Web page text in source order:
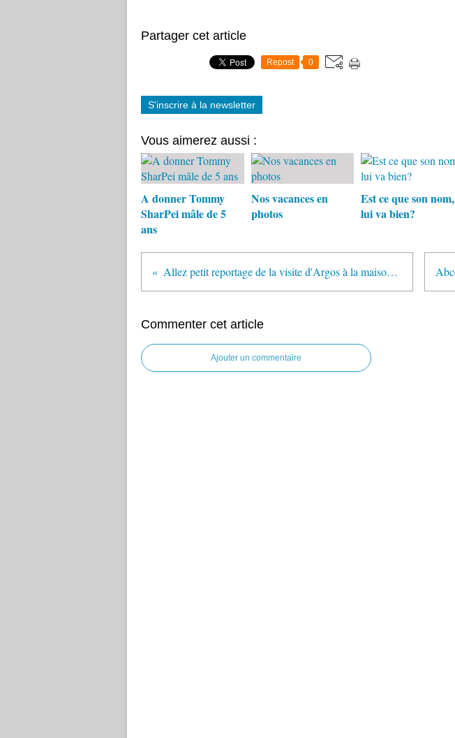
Partager cet article
Repost 0
S'inscrire à la newsletter
Vous aimerez aussi :
A donner Tommy
SharPei mâle de 5
ans
Nos vacances en
photos
Est ce que son nom,
lui va bien?
Allez petit reportage de la visite d'Argos à la maison après cette après-midi au club!
Commenter cet article
Ajouter un commentaire